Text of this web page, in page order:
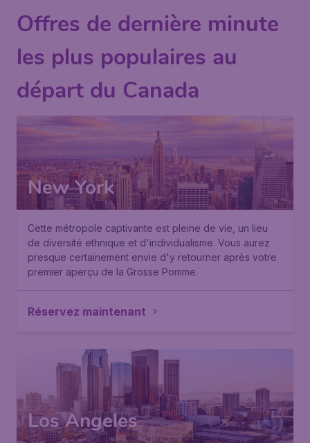
Offres de dernière minute
les plus populaires au
départ du Canada
New York
Cette métropole captivante est pleine de vie, un lieu
de diversité ethnique et d'individualisme. Vous aurez
presque certainement envie d'y retourner après votre
premier aperçu de la Grosse Pomme.
Réservez maintenant
Los Angeles